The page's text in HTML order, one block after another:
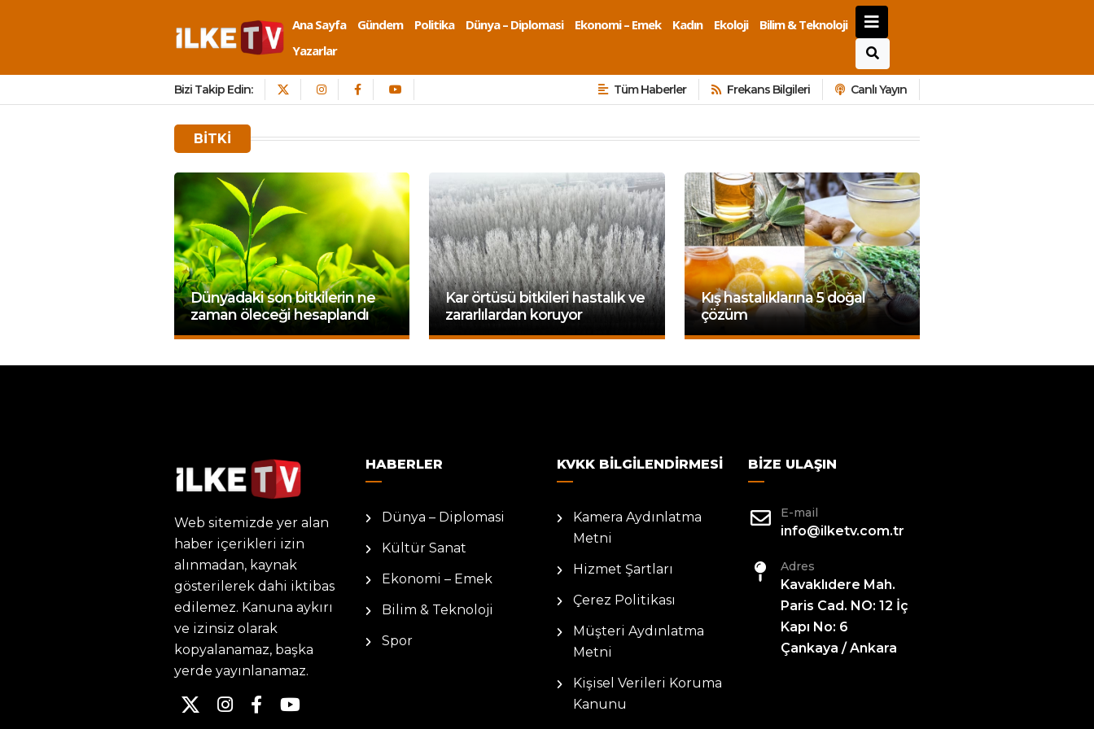
Ana Sayfa Gündem Politika Dünya – Diplomasi Ekonomi – Emek Kadın Ekoloji
Bilim & Teknoloji
Yazarlar
Bizi Takip Edin: Tüm Haberler Frekans Bilgileri Canlı Yayın
BITKI
Dünyadaki son bitkilerin ne
zaman öleceği hesaplandı
Kar örtüsü bitkileri hastalık ve
zararlılardan koruyor
Kış hastalıklarına 5 doğal
çözüm
Web sitemizde yer alan
haber içerikleri izin
alınmadan, kaynak
gösterilerek dahi iktibas
edilemez. Kanuna aykırı
ve izinsiz olarak
kopyalanamaz, başka
yerde yayınlanamaz.
HABERLER
Dünya – Diplomasi
Kültür Sanat
Ekonomi – Emek
Bilim & Teknoloji
Spor
KVKK BILGILENDIRMESI
Kamera Aydınlatma
Metni
Hizmet Şartları
Çerez Politikası
Müşteri Aydınlatma
Metni
Kişisel Verileri Koruma
Kanunu
BIZE ULAŞIN
E-mail
info@ilketv.com.tr
Adres
Kavaklıdere Mah.
Paris Cad. NO: 12 İç
Kapı No: 6
Çankaya / Ankara